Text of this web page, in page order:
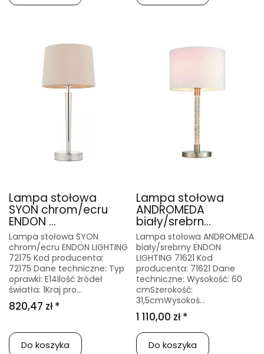
Lampa stołowa
SYON chrom/ecru
ENDON ...
Lampa stołowa SYON
chrom/ecru ENDON LIGHTING
72175 Kod producenta:
72175 Dane techniczne: Typ
oprawki: E14Ilość źródeł
światła: 1Kraj pro...
820,47 zł *
Do koszyka
Lampa stołowa
ANDROMEDA
biały/srebrn...
Lampa stołowa ANDROMEDA
biały/srebrny ENDON
LIGHTING 71621 Kod
producenta: 71621 Dane
techniczne: Wysokość: 60
cmSzerokość:
31,5cmWysokoś...
1 110,00 zł *
Do koszyka